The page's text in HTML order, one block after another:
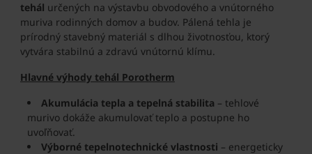
tehál určených na výstavbu obvodového a vnútorného
muriva rodinných domov a budov. Pálená tehla je
prírodný stavebný materiál s dlhou životnosťou, ktorý
vytvára stabilnú a zdravú vnútornú klímu.
Hlavné výhody tehál Porotherm
Akumulácia tepla a tepelná stabilita – tehlové
murivo dokáže akumulovať teplo a postupne ho
uvoľňovať.
Výborné tepelnotechnické vlastnosti – energeticky